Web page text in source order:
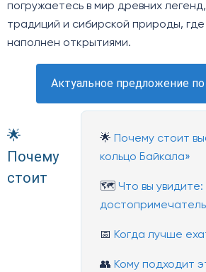
погружаетесь в мир древних
традиций и сибирской природы,
наполнен открытиями.
Актуальное предложение
🌟
Почему стоит
кольцо Байкала»
🗺️ Что вы
📅 Когда лучше
👥 Кому подходит
🌟
Почему
стоит